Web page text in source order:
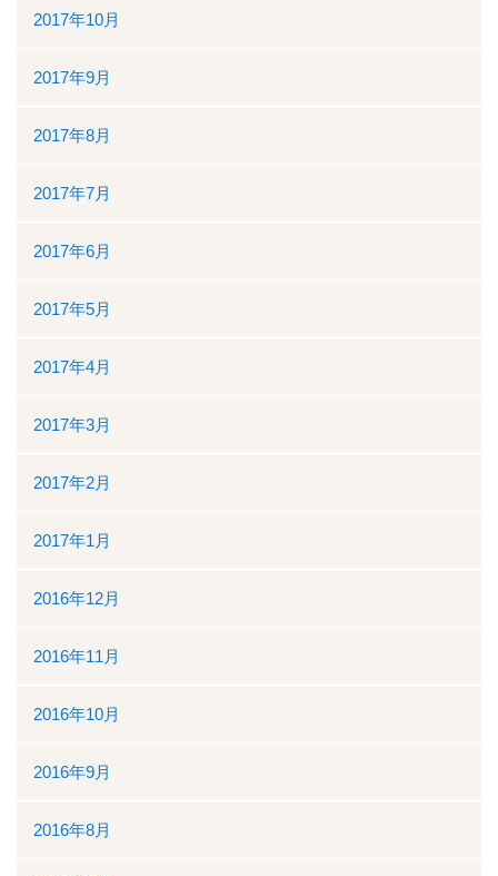
2017年10月
2017年9月
2017年8月
2017年7月
2017年6月
2017年5月
2017年4月
2017年3月
2017年2月
2017年1月
2016年12月
2016年11月
2016年10月
2016年9月
2016年8月